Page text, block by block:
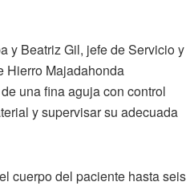
y Beatriz Gil, jefe de Servicio y
Hierro Majadahonda
una fina aguja con control
y supervisar su adecuada
cuerpo del paciente hasta seis